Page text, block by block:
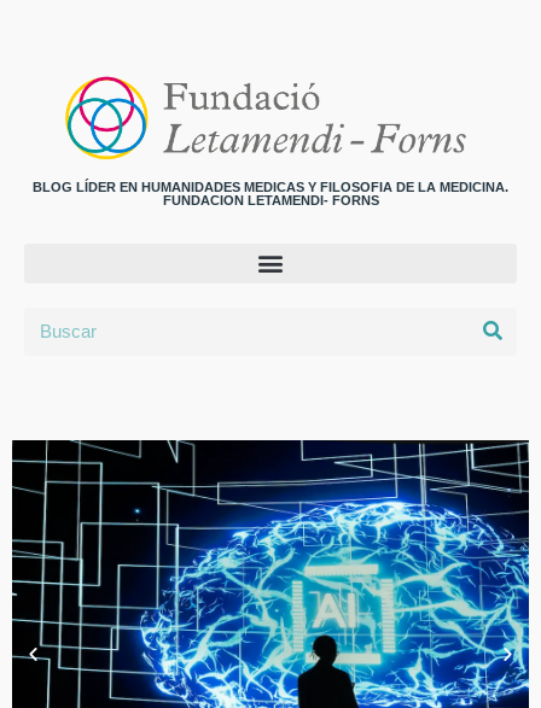
BLOG LÍDER EN HUMANIDADES MEDICAS Y FILOSOFIA DE LA MEDICINA.
FUNDACION LETAMENDI- FORNS